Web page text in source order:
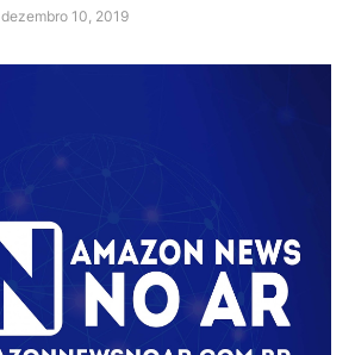
dezembro 10, 2019